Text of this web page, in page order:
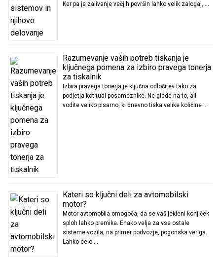
Ker pa je zalivanje večjih površin lahko velik zalogaj, …
Razumevanje vaših potreb tiskanja je
ključnega pomena za izbiro pravega tonerja
za tiskalnik
Izbira pravega tonerja je ključna odločitev tako za
podjetja kot tudi posameznike. Ne glede na to, ali
vodite veliko pisarno, ki dnevno tiska velike količine …
Kateri so ključni deli za avtomobilski
motor?
Motor avtomobila omogoča, da se vaš jekleni konjiček
sploh lahko premika. Enako velja za vse ostale
sisteme vozila, na primer podvozje, pogonska veriga.
Lahko celo …